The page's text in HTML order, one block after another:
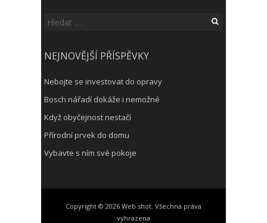
Vyhledávání
NEJNOVĚJŠÍ PŘÍSPĚVKY
Nebojte se investovat do opravy
Bosch nářadí dokáže i nemožné
Když obyčejnost nestačí
Přírodní prvek do domu
Vybavte s ním své pokoje
Copyright © 2026 Web shot. Všechna práva
vyhrazena